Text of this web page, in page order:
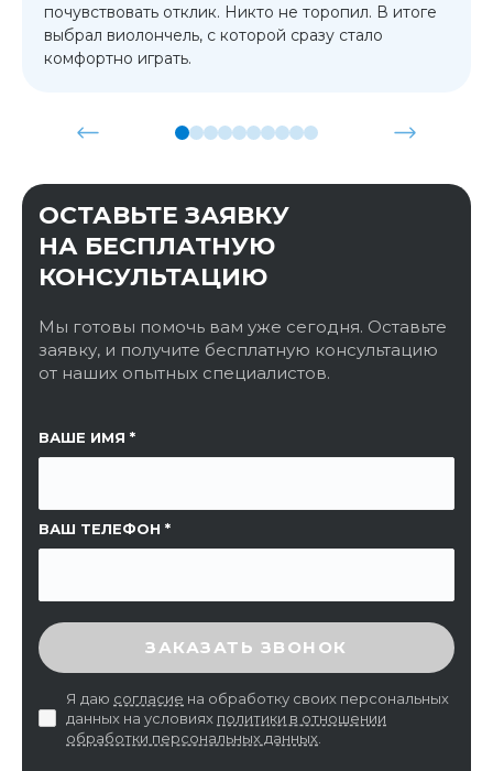
почувствовать отклик. Никто не торопил. В итоге
выбрал виолончель, с которой сразу стало
комфортно играть.
ОСТАВЬТЕ ЗАЯВКУ
НА БЕСПЛАТНУЮ
КОНСУЛЬТАЦИЮ
Мы готовы помочь вам уже сегодня. Оставьте
заявку, и получите бесплатную консультацию
от наших опытных специалистов.
ВАШЕ ИМЯ
ВАШ ТЕЛЕФОН
ССЫЛКА НА СТРАНИЦУ
ВВЕДИТЕ ПРОВЕРОЧНЫЙ КОД
ЗАКАЗАТЬ ЗВОНОК
Я даю согласие на обработку своих персональных
данных на условиях политики в отношении
обработки персональных данных